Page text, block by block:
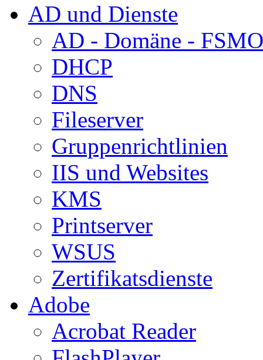
AD und Dienste
AD - Domäne - FSMO
DHCP
DNS
Fileserver
Gruppenrichtlinien
IIS und Websites
KMS
Printserver
WSUS
Zertifikatsdienste
Adobe
Acrobat Reader